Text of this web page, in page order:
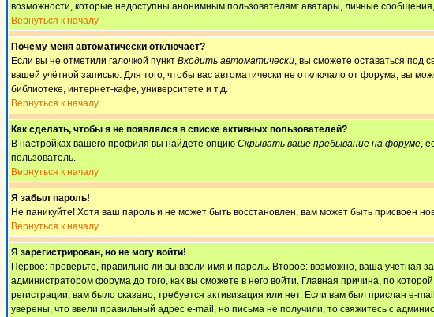
возможности, которые недоступны анонимным пользователям: аватары, личные сообщения,
Вернуться к началу
Почему меня автоматически отключает?
Если вы не отметили галочкой пункт Входить автоматически, вы сможете оставаться под
вашей учётной записью. Для того, чтобы вас автоматически не отключало от форума, вы
библиотеке, интернет-кафе, университете и т.д.
Вернуться к началу
Как сделать, чтобы я не появлялся в списке активных пользователей?
В настройках вашего профиля вы найдете опцию Скрывать ваше пребывание на форуме,
пользователь.
Вернуться к началу
Я забыл пароль!
Не паникуйте! Хотя ваш пароль и не может быть восстановлен, вам может быть присвоен
Вернуться к началу
Я зарегистрирован, но не могу войти!
Первое: проверьте, правильно ли вы ввели имя и пароль. Второе: возможно, ваша учетная
администратором форума до того, как вы сможете в него войти. Главная причина, по
регистрации, вам было сказано, требуется активизация или нет. Если вам был прислан e-
уверены, что ввели правильный адрес e-mail, но письма не получили, то свяжитесь с